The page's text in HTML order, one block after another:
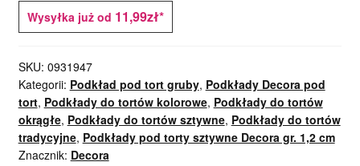
Wysyłka już od 11,99zł*
SKU: 0931947
Kategorii: Podkład pod tort gruby, Podkłady Decora pod
tort, Podkłady do tortów kolorowe, Podkłady do tortów
okrągłe, Podkłady do tortów sztywne, Podkłady do tortów
tradycyjne, Podkłady pod torty sztywne Decora gr. 1,2 cm
Znacznik: Decora